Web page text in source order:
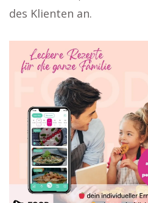
des Klienten an.